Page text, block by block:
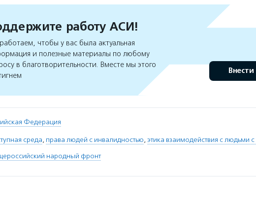
работу АСИ!
чтобы у вас была актуальная
и полезные материалы по любому
в благотворительности. Вместе мы этого
Внести
Федерация
среда, права людей с инвалидностью, этика взаимодействия с людьми
народный фронт